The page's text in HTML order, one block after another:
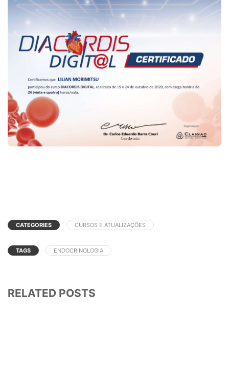
CATEGORIES CURSOS E ATUALIZAÇÕES
TAGS ENDOCRINOLOGIA
RELATED POSTS